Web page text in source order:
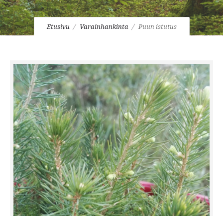
Etusivu Varainhankinta Puun istutus